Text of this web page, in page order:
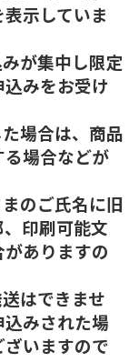
示していま
が集中し限定
みをお受け
場合は、商品
場合などが
のご氏名に旧
印刷可能文
ありますの
はできませ
みされた場
いますので